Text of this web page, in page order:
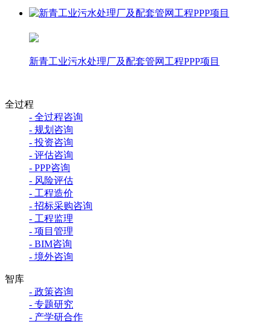
新青工业污水处理厂及配套管网工程PPP项目
全过程
- 全过程咨询
- 规划咨询
- 投资咨询
- 评估咨询
- PPP咨询
- 风险评估
- 工程造价
- 招标采购咨询
- 工程监理
- 项目管理
- BIM咨询
- 境外咨询
智库
- 政策咨询
- 专题研究
- 产学研合作